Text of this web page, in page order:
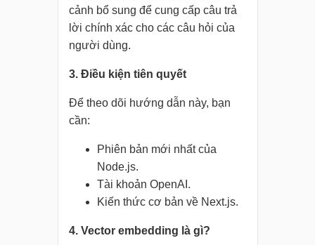
cảnh bổ sung để cung cấp câu trả
lời chính xác cho các câu hỏi của
người dùng.
3. Điều kiện tiên quyết
Để theo dõi hướng dẫn này, bạn
cần:
Phiên bản mới nhất của
Node.js.
Tài khoản OpenAI.
Kiến thức cơ bản về Next.js.
4. Vector embedding là gì?